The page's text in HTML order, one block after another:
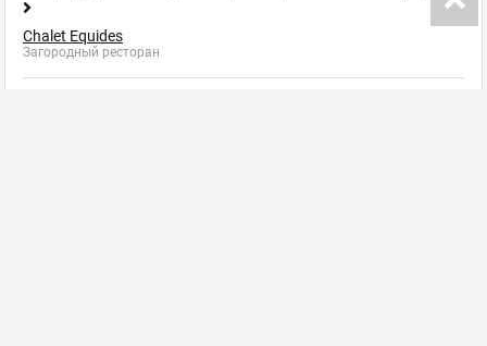
Chalet Equides
Загородный ресторан